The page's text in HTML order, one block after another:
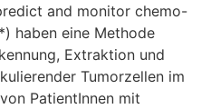
and monitor chemo-
haben eine Methode
Extraktion und
Tumorzellen im
PatientInnen mit